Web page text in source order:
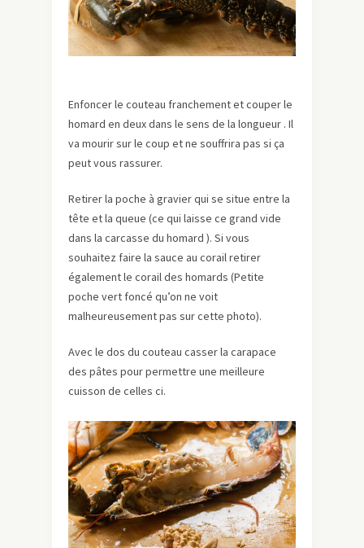
Enfoncer le couteau franchement et couper le
homard en deux dans le sens de la longueur . Il
va mourir sur le coup et ne souffrira pas si ça
peut vous rassurer.
Retirer la poche à gravier qui se situe entre la
tête et la queue (ce qui laisse ce grand vide
dans la carcasse du homard ). Si vous
souhaitez faire la sauce au corail retirer
également le corail des homards (Petite
poche vert foncé qu’on ne voit
malheureusement pas sur cette photo).
Avec le dos du couteau casser la carapace
des pâtes pour permettre une meilleure
cuisson de celles ci.